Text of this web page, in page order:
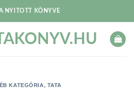
NYITOTT KÖNYVE
KATEGÓRIA, TATA